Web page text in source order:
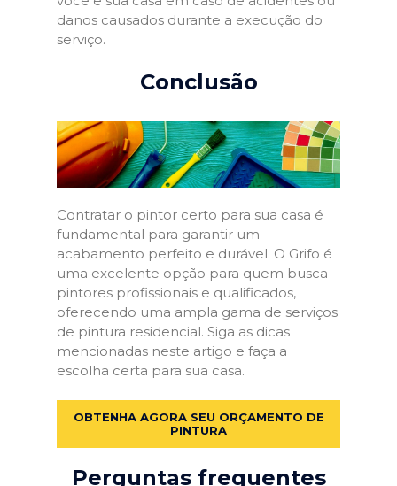
danos causados durante a execução do
serviço.
Conclusão
Contratar o pintor certo para sua casa é
fundamental para garantir um
acabamento perfeito e durável. O Grifo é
uma excelente opção para quem busca
pintores profissionais e qualificados,
oferecendo uma ampla gama de serviços
de pintura residencial. Siga as dicas
mencionadas neste artigo e faça a
escolha certa para sua casa.
OBTENHA AGORA SEU ORÇAMENTO DE
PINTURA
Perguntas frequentes